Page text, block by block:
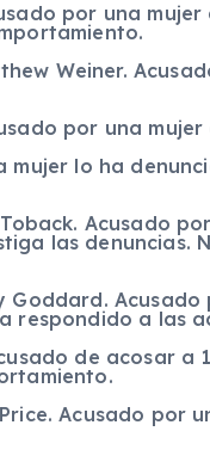
por una
Weiner.
por una
mujer lo ha
Acusado
las denuncias.
respondido a las
de acosar a
Acusado por